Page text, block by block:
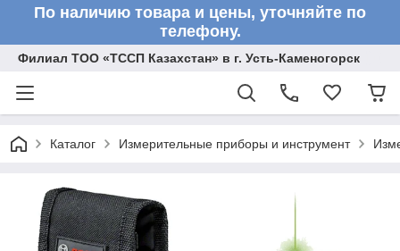
По наличию товара и цены, уточняйте по
телефону.
Филиал ТОО «ТССП Казахстан» в г. Усть-Каменогорск
Каталог Измерительные приборы и инструмент